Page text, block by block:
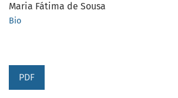
Maria Fátima de Sousa
Bio
PDF